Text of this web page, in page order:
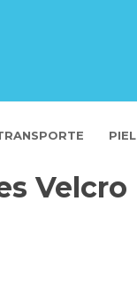
PIEL
Velcro